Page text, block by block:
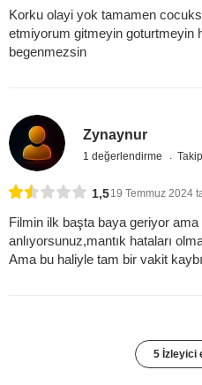
Korku olayi yok tamamen
etmiyorum gitmeyin goturtmeyin
begenmezsin
Zynaynur
1 değerlendirme
1,519 Temmuz 2024
Filmin ilk başta baya geriyor
anlıyorsunuz,mantık hataları
Ama bu haliyle tam bir vakit
5 İzleyici